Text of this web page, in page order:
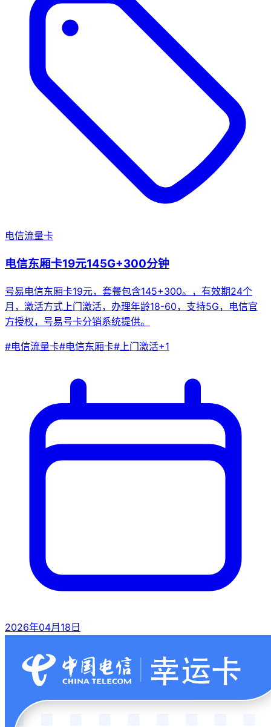
电信流量卡
电信东厢卡19元145G+300分钟
号易电信东厢卡19元，套餐包含145+300。，有效期24个
月，激活方式上门激活，办理年龄18-60，支持5G，电信官
方授权，号易号卡分销系统提供。
#电信流量卡#电信东厢卡# 上门激活+1
2026年04月18日